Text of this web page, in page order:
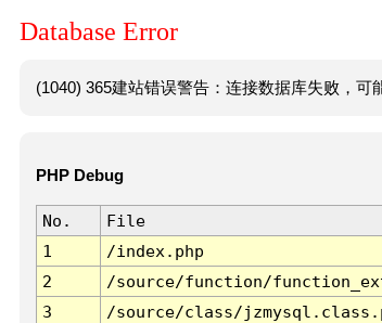
Database Error
(1040) 365建站错误警告：连接数据库失败，可
PHP Debug
No. File
1
/index.php
2
/source/function/
3
/source/class/